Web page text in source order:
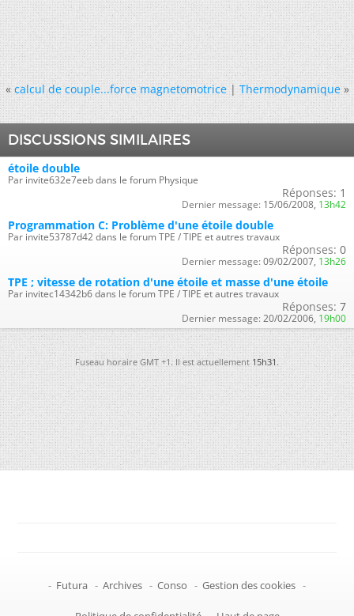
« calcul de couple...force magnetomotrice|Thermodynamique »
DISCUSSIONS SIMILAIRES
étoile double
Par invite632e7eeb dans le forum Physique
Réponses: 1
Dernier message: 15/06/2008, 13h42
Programmation C: Problème d'une étoile double
Par invite53787d42 dans le forum TPE / TIPE et autres travaux
Réponses: 0
Dernier message: 09/02/2007, 13h26
TPE ; vitesse de rotation d'une étoile et masse d'une étoile
Par invitec14342b6 dans le forum TPE / TIPE et autres travaux
Réponses: 7
Dernier message: 20/02/2006, 19h00
Fuseau horaire GMT +1. Il est actuellement15h31.
- Futura - Archives - Conso - Gestion des cookies -